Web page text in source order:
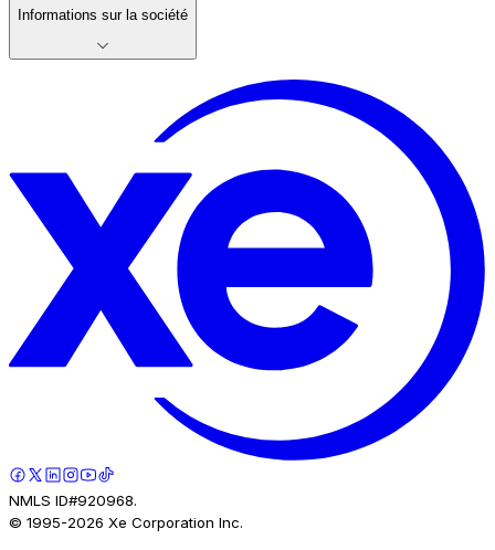
Informations sur la société
NMLS ID#920968.
© 1995-2026 Xe Corporation Inc.